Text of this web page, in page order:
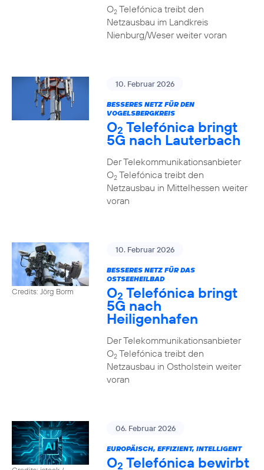
O2Telefónica treibt den
Netzausbau im Landkreis
Nienburg/Weser weiter voran
10. Februar 2026
BESSERES NETZ FÜR DEN
VOGELSBERGKREIS
O2 Telefónica bringt
5G nach Lauterbach
Der Telekommunikationsanbieter
O2Telefónica treibt den
Netzausbau in Mittelhessen weiter
voran
Credits: Jörg Borm
10. Februar 2026
BESSERES NETZ FÜR DAS
OSTSEEHEILBAD
O2 Telefónica bringt
5G nach
Heiligenhafen
Der Telekommunikationsanbieter
O2Telefónica treibt den
Netzausbau in Ostholstein weiter
voran
06. Februar 2026
EUROPÄISCH, EFFIZIENT, INTELLIGENT
O2 Telefónica bewirbt